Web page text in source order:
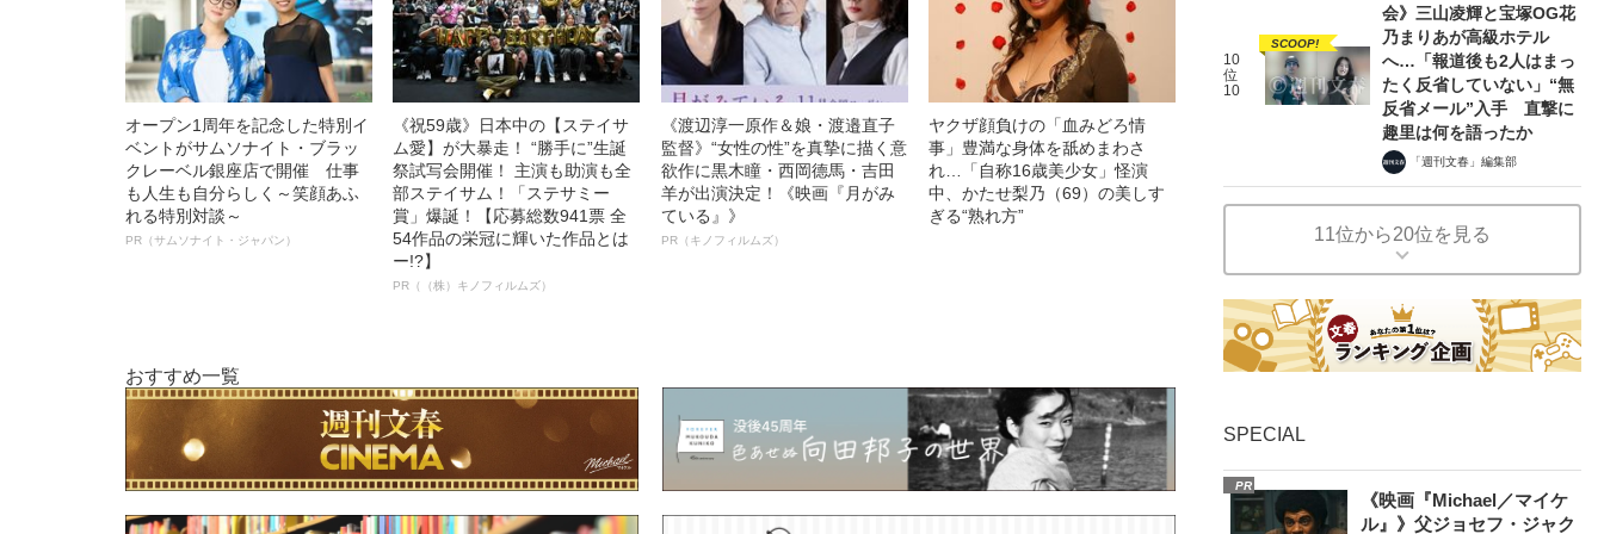
オープン1周年を記念した特別イ
ベントがサムソナイト・ブラッ
クレーベル銀座店で開催 仕事
も人生も自分らしく～笑顔あふ
れる特別対談～
PR（サムソナイト・ジャパン）
《祝59歳》日本中の【ステイサ
ム愛】が大暴走！ “勝手に”生誕
祭試写会開催！ 主演も助演も全
部ステイサム！「ステサミー
賞」爆誕！【応募総数941票 全
54作品の栄冠に輝いた作品とは
ー!?】
PR（（株）キノフィルムズ）
《渡辺淳一原作＆娘・渡邉直子
監督》“女性の性”を真摯に描く意
欲作に黒木瞳・西岡德馬・吉田
羊が出演決定！《映画『月がみ
ている』》
PR（キノフィルムズ）
ヤクザ顔負けの「血みどろ情
事」豊満な身体を舐めまわさ
れ…「自称16歳美少女」怪演
中、かたせ梨乃（69）の美しす
ぎる“熟れ方”
おすすめ一覧
10
位
10
SCOOP!
会》三山凌輝と宝塚OG花
乃まりあが高級ホテル
へ…「報道後も2人はまっ
たく反省していない」“無
反省メール”入手 直撃に
趣里は何を語ったか
「週刊文春」編集部
11位から20位を見る
SPECIAL
PR
《映画『Michael／マイケ
ル』》父ジョセフ・ジャク